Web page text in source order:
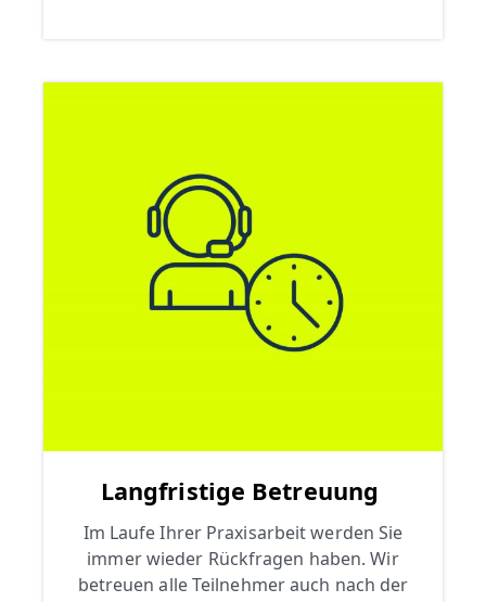
Langfristige Betreuung
Im Laufe Ihrer Praxisarbeit werden Sie
immer wieder Rückfragen haben. Wir
betreuen alle Teilnehmer auch nach der